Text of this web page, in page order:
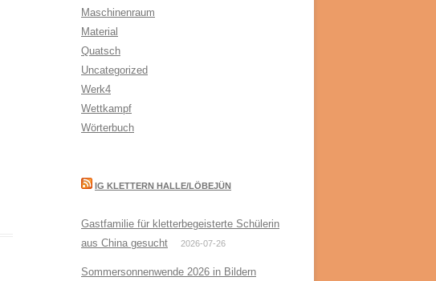
Maschinenraum
Material
Quatsch
Uncategorized
Werk4
Wettkampf
Wörterbuch
IG KLETTERN HALLE/LÖBEJÜN
Gastfamilie für kletterbegeisterte Schülerin
aus China gesucht
2026-07-26
Sommersonnenwende 2026 in Bildern